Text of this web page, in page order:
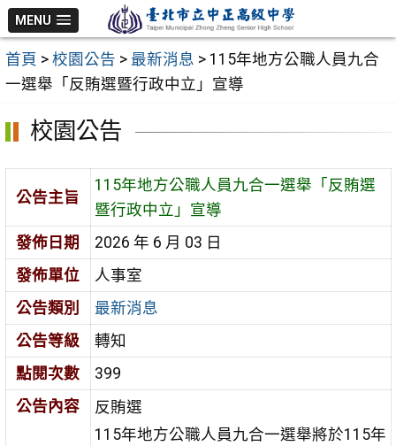
跳
至
主
要
MENU
首頁 > 校園公告 > 最新消息 > 115年地方公職人員九合
一選舉「反賄選暨行政中立」宣導
校園公告
公告主旨
115年地方公職人員九合一選舉「反賄選
暨行政中立」宣導
發佈日期
2026 年 6 月 03 日
發佈單位
人事室
公告類別
最新消息
公告等級
轉知
點閱次數
399
公告內容
反賄選
115年地方公職人員九合一選舉將於115年